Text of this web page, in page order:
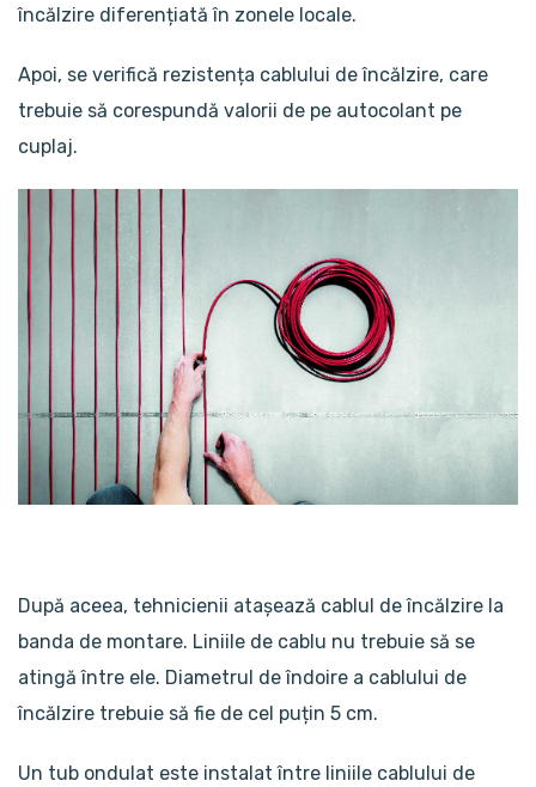
încălzire diferențiată în zonele locale.
Apoi, se verifică rezistența cablului de încălzire, care
trebuie să corespundă valorii de pe autocolant pe
cuplaj.
După aceea, tehnicienii atașează cablul de încălzire la
banda de montare. Liniile de cablu nu trebuie să se
atingă între ele. Diametrul de îndoire a cablului de
încălzire trebuie să fie de cel puțin 5 cm.
Un tub ondulat este instalat între liniile cablului de